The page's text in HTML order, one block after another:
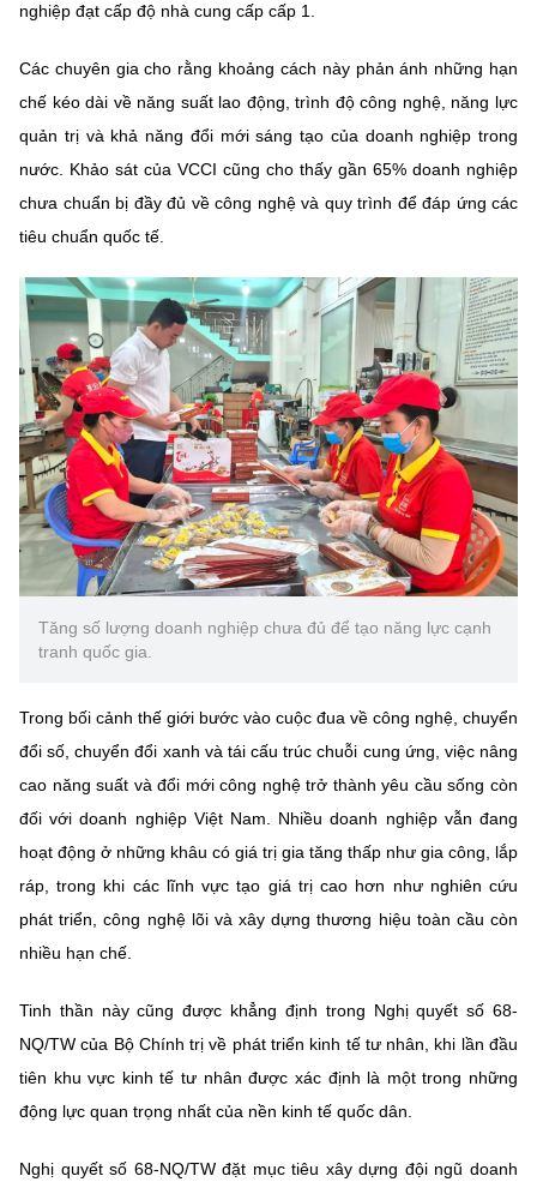
BỘ KHOA HỌC VÀ CÔNG NGHỆ
MINISTRY OF SCIENCE AND TECHNOLOGY
Điều khoản sử dụng Theo dõi MST: Góp ý
Cơ quan chủ quản: Bộ Khoa học và Công nghệ (MST)
Chịu trách nhiệm nội dung: Nguyễn Thị Hải Hằng
Liên hệ
Địa chỉ: Ban Biên tập Cổng TTĐT - 18 Nguyễn Du, TP. Hà Nội
Điện thoại: 024 3936 9506
Email:stc@mst.gov.vn
©2026 Bản quyền thuộc Bộ Khoa Học và Công Nghệ
(Ghi rõ nguồn "https://mst.gov.vn" khi phát hành lại thông tin từ
website này)
nghiệp đạt cấp độ nhà cung cấp cấp 1.
Các chuyên gia cho rằng khoảng cách này phản ánh những hạn
chế kéo dài về năng suất lao động, trình độ công nghệ, năng lực
quản trị và khả năng đổi mới sáng tạo của doanh nghiệp trong
nước. Khảo sát của VCCI cũng cho thấy gần 65% doanh nghiệp
chưa chuẩn bị đầy đủ về công nghệ và quy trình để đáp ứng các
tiêu chuẩn quốc tế.
Tăng số lượng doanh nghiệp chưa đủ để tạo năng lực cạnh
tranh quốc gia.
Trong bối cảnh thế giới bước vào cuộc đua về công nghệ, chuyển
đổi số, chuyển đổi xanh và tái cấu trúc chuỗi cung ứng, việc nâng
cao năng suất và đổi mới công nghệ trở thành yêu cầu sống còn
đối với doanh nghiệp Việt Nam. Nhiều doanh nghiệp vẫn đang
hoạt động ở những khâu có giá trị gia tăng thấp như gia công, lắp
ráp, trong khi các lĩnh vực tạo giá trị cao hơn như nghiên cứu
phát triển, công nghệ lõi và xây dựng thương hiệu toàn cầu còn
nhiều hạn chế.
Tinh thần này cũng được khẳng định trong Nghị quyết số 68-
NQ/TW của Bộ Chính trị về phát triển kinh tế tư nhân, khi lần đầu
tiên khu vực kinh tế tư nhân được xác định là một trong những
động lực quan trọng nhất của nền kinh tế quốc dân.
Nghị quyết số 68-NQ/TW đặt mục tiêu xây dựng đội ngũ doanh